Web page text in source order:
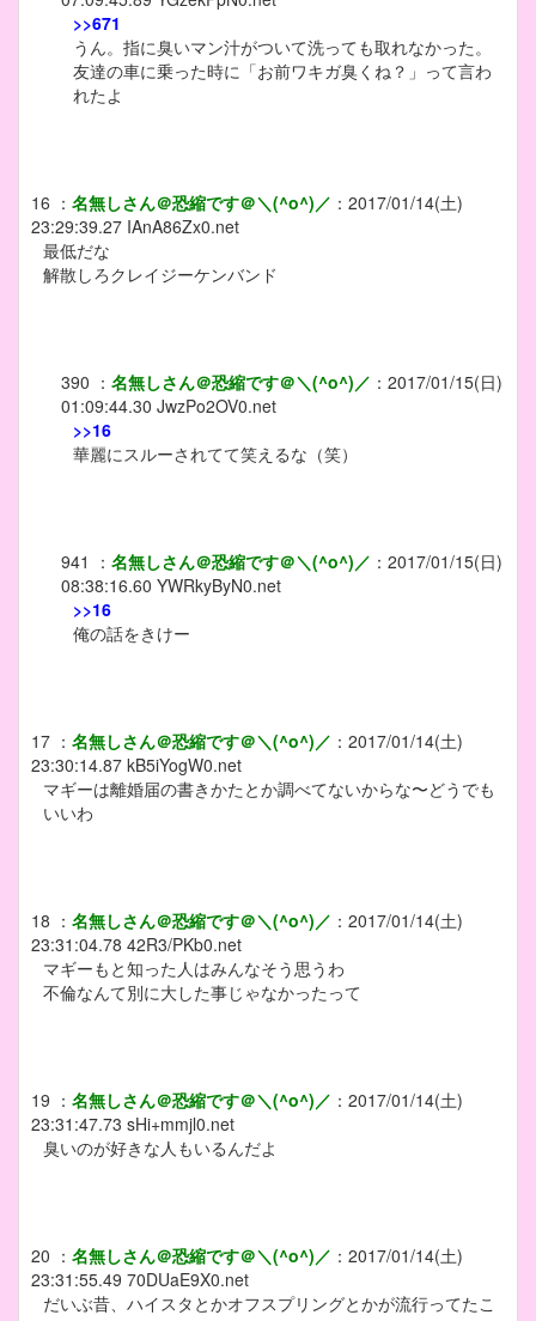
>>671
うん。指に臭いマン汁がついて洗っても取れなかった。
友達の車に乗った時に「お前ワキガ臭くね？」って言わ
れたよ
16 ： 名無しさん＠恐縮です＠＼(^o^)／ ： 2017/01/14(土)
23:29:39.27 IAnA86Zx0.net
最低だな
解散しろクレイジーケンバンド
390 ： 名無しさん＠恐縮です＠＼(^o^)／ ： 2017/01/15(日)
01:09:44.30 JwzPo2OV0.net
>>16
華麗にスルーされてて笑えるな（笑）
941 ： 名無しさん＠恐縮です＠＼(^o^)／ ： 2017/01/15(日)
08:38:16.60 YWRkyByN0.net
>>16
俺の話をきけー
17 ： 名無しさん＠恐縮です＠＼(^o^)／ ： 2017/01/14(土)
23:30:14.87 kB5iYogW0.net
マギーは離婚届の書きかたとか調べてないからな〜どうでも
いいわ
18 ： 名無しさん＠恐縮です＠＼(^o^)／ ： 2017/01/14(土)
23:31:04.78 42R3/PKb0.net
マギーもと知った人はみんなそう思うわ
不倫なんて別に大した事じゃなかったって
19 ： 名無しさん＠恐縮です＠＼(^o^)／ ： 2017/01/14(土)
23:31:47.73 sHi+mmjl0.net
臭いのが好きな人もいるんだよ
20 ： 名無しさん＠恐縮です＠＼(^o^)／ ： 2017/01/14(土)
23:31:55.49 70DUaE9X0.net
だいぶ昔、ハイスタとかオフスプリングとかが流行ってたこ